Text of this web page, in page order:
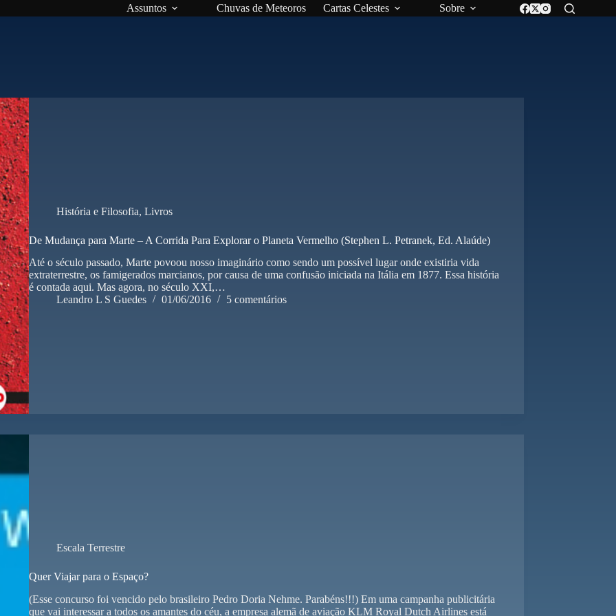
Assuntos Chuvas de Meteoros Cartas Celestes Sobre
História e Filosofia, Livros
De Mudança para Marte – A Corrida Para Explorar o Planeta Vermelho (Stephen L. Petranek, Ed. Alaúde)
Até o século passado, Marte povoou nosso imaginário como sendo um possível lugar onde existiria vida
extraterrestre, os famigerados marcianos, por causa de uma confusão iniciada na Itália em 1877. Essa história
é contada aqui. Mas agora, no século XXI,…
Leandro L S Guedes
01/06/2016 5 comentários
Escala Terrestre
Quer Viajar para o Espaço?
(Esse concurso foi vencido pelo brasileiro Pedro Doria Nehme. Parabéns!!!) Em uma campanha publicitária
que vai interessar a todos os amantes do céu, a empresa alemã de aviação KLM Royal Dutch Airlines está